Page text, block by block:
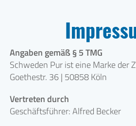
Angaben gemäß § 5 TMG
Schweden Pur ist eine Marke der
Goethestr. 36 | 50858 Köln
Vertreten durch
Geschäftsführer: Alfred Becker